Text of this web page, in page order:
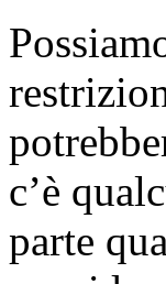
c’è
parte